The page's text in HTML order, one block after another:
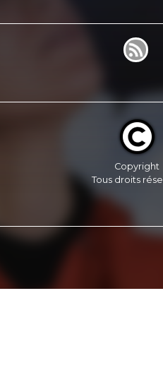
Copyright
Tous droits